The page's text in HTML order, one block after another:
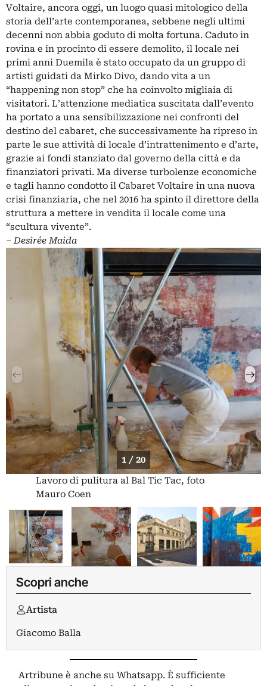
Voltaire, ancora oggi, un luogo quasi mitologico della
storia dell’arte contemporanea, sebbene negli ultimi
decenni non abbia goduto di molta fortuna. Caduto in
rovina e in procinto di essere demolito, il locale nei
primi anni Duemila è stato occupato da un gruppo di
artisti guidati da Mirko Divo, dando vita a un
“happening non stop” che ha coinvolto migliaia di
visitatori. L’attenzione mediatica suscitata dall’evento
ha portato a una sensibilizzazione nei confronti del
destino del cabaret, che successivamente ha ripreso in
parte le sue attività di locale d’intrattenimento e d’arte,
grazie ai fondi stanziato dal governo della città e da
finanziatori privati. Ma diverse turbolenze economiche
e tagli hanno condotto il Cabaret Voltaire in una nuova
crisi finanziaria, che nel 2016 ha spinto il direttore della
struttura a mettere in vendita il locale come una
“scultura vivente”.
– Desirée Maida
1 / 20
Lavoro di pulitura al Bal Tic Tac, foto
Mauro Coen
Scopri anche
Artista
Giacomo Balla
Artribune è anche su Whatsapp. È sufficiente